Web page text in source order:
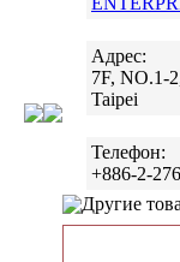
Адрес:
7F, NO.1-
Taipei
Телефон:
+886-2-
Другие